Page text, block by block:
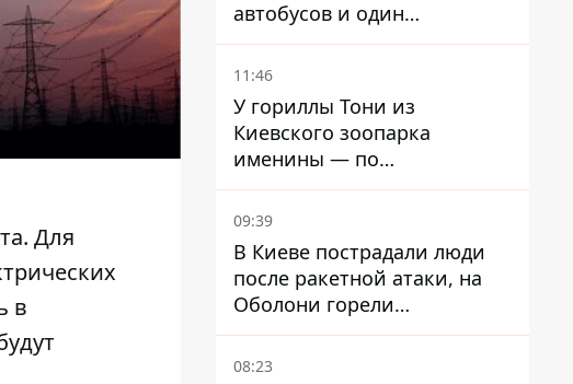
Для
в
автобусов и один
троллейбус
11:46
У гориллы Тони из
Киевского зоопарка
именины — по
человеческим меркам ему
уже больше 90 лет
09:39
В Киеве пострадали люди
после ракетной атаки, на
Оболони горели
резервуары с топливом
08:23